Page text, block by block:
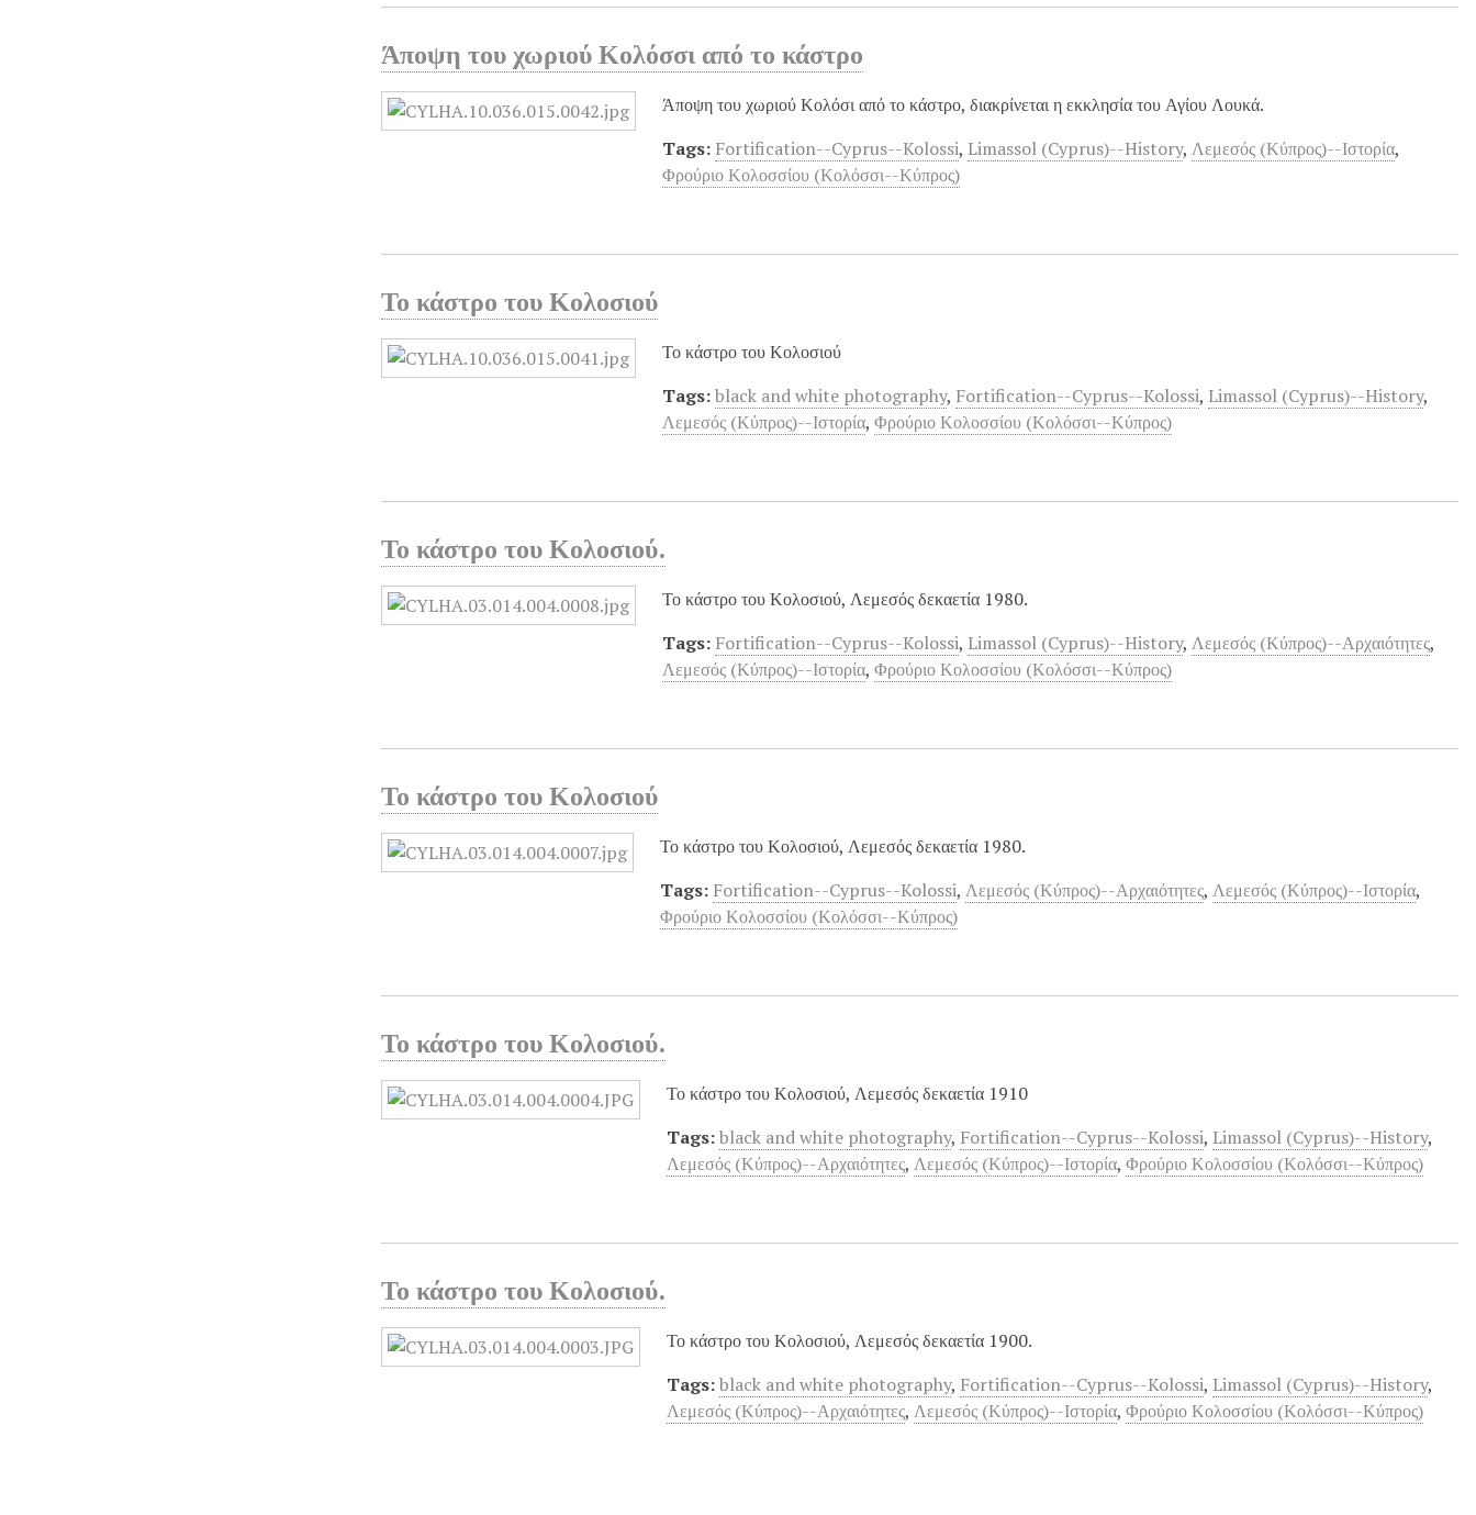
Άποψη του χωριού Κολόσσι από το κάστρο
Άποψη του χωριού Κολόσι από το κάστρο, διακρίνεται η εκκλησία του Αγίου Λουκά.
Tags: Fortification--Cyprus--Kolossi, Limassol (Cyprus)--History,Λεμεσός (Κύπρος)--Ιστορία,
Φρούριο Κολοσσίου (Κολόσσι--Κύπρος)
Το κάστρο του Κολοσιού
Το κάστρο του Κολοσιού
Tags: black and white photography, Fortification--Cyprus--Kolossi, Limassol (Cyprus)--History,
Λεμεσός (Κύπρος)--Ιστορία,Φρούριο Κολοσσίου (Κολόσσι--Κύπρος)
Το κάστρο του Κολοσιού.
Το κάστρο του Κολοσιού, Λεμεσός δεκαετία 1980.
Tags: Fortification--Cyprus--Kolossi, Limassol (Cyprus)--History,Λεμεσός (Κύπρος)--Αρχαιότητες,
Λεμεσός (Κύπρος)--Ιστορία,Φρούριο Κολοσσίου (Κολόσσι--Κύπρος)
Το κάστρο του Κολοσιού
Το κάστρο του Κολοσιού, Λεμεσός δεκαετία 1980.
Tags: Fortification--Cyprus--Kolossi,Λεμεσός (Κύπρος)--Αρχαιότητες,Λεμεσός (Κύπρος)--Ιστορία,
Φρούριο Κολοσσίου (Κολόσσι--Κύπρος)
Το κάστρο του Κολοσιού.
Το κάστρο του Κολοσιού, Λεμεσός δεκαετία 1910
Tags: black and white photography, Fortification--Cyprus--Kolossi, Limassol (Cyprus)--History,
Λεμεσός (Κύπρος)--Αρχαιότητες,Λεμεσός (Κύπρος)--Ιστορία,Φρούριο Κολοσσίου (Κολόσσι--Κύπρος)
Το κάστρο του Κολοσιού.
Το κάστρο του Κολοσιού, Λεμεσός δεκαετία 1900.
Tags: black and white photography, Fortification--Cyprus--Kolossi, Limassol (Cyprus)--History,
Λεμεσός (Κύπρος)--Αρχαιότητες,Λεμεσός (Κύπρος)--Ιστορία,Φρούριο Κολοσσίου (Κολόσσι--Κύπρος)